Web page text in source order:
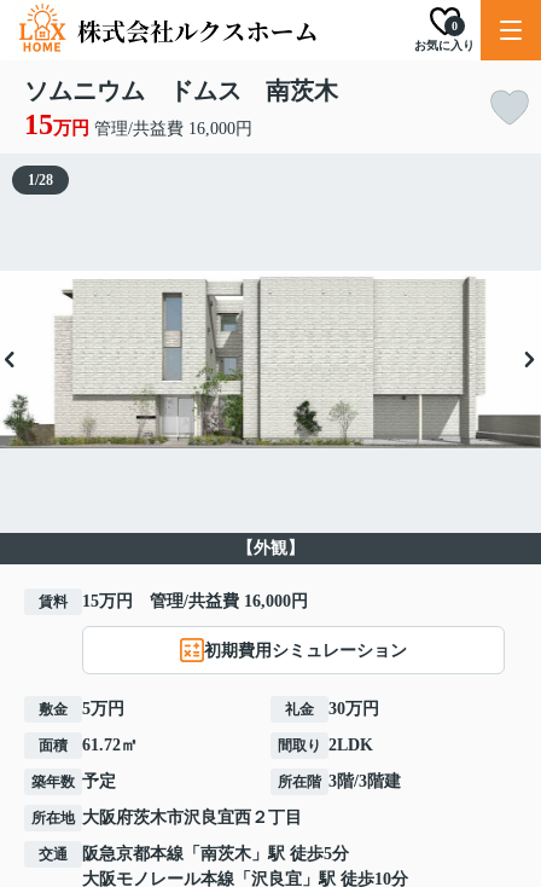
お気に入り
0
ソムニウム ドムス 南茨木
15万円 管理/共益費 16,000円
【外観】
1/28
賃料 15万円 管理/共益費 16,000円
初期費用シミュレーション
敷金 5万円 礼金 30万円
面積 61.72㎡ 間取り 2LDK
築年数 予定 所在階 3階/3階建
所在地 大阪府茨木市沢良宜西 ２丁目
交通 阪急京都本線 「 南茨木 」駅 徒歩5分
大阪モノレール本線 「 沢良宜 」駅 徒歩10分